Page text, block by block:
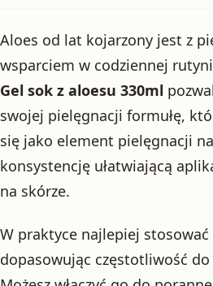
Aloes od lat kojarzony jest z
wsparciem w codziennej
Gel sok z aloesu 330ml
swojej pielęgnacji formułę,
się jako element pielęgnacji
konsystencję ułatwiającą
na skórze.
W praktyce najlepiej
dopasowując częstotliwość do